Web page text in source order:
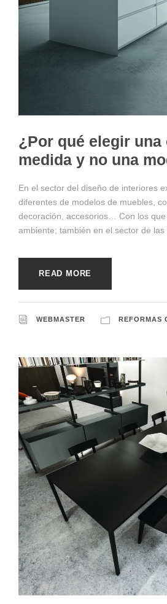
¿Por qué elegir una
medida y no una
En el sector del diseño de interiores
diferentes de modelos de muebles,
decoración, accesorios… Con los
ambiente; también en el sector de las
READ MORE
WEBMASTER REFORMAS